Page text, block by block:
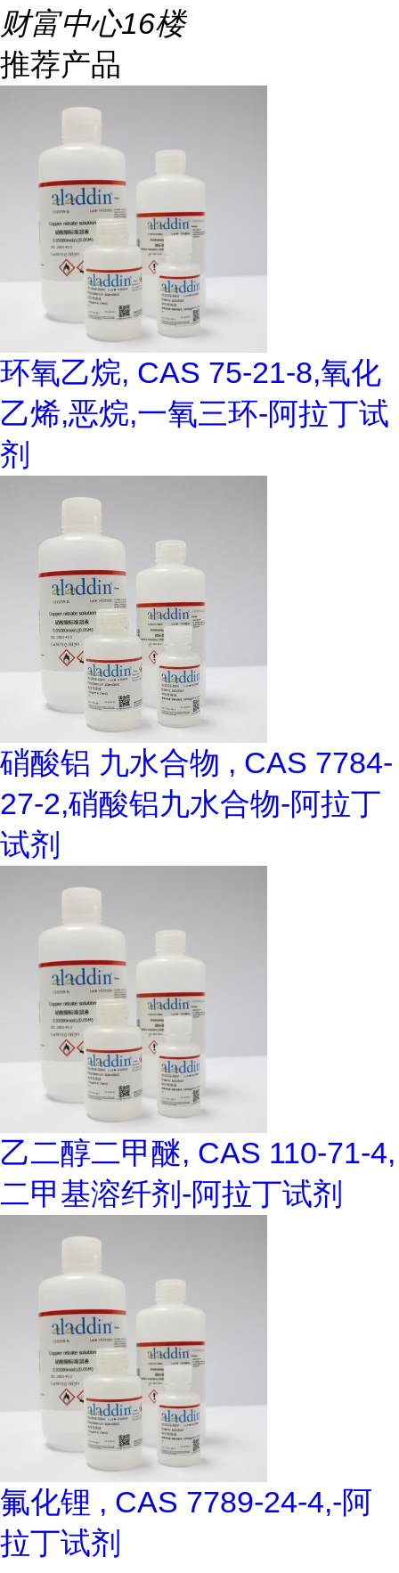
财富中心16楼
推荐产品
环氧乙烷, CAS 75-21-8,氧化
乙烯,恶烷,一氧三环-阿拉丁试
剂
硝酸铝 九水合物 , CAS 7784-
27-2,硝酸铝九水合物-阿拉丁
试剂
乙二醇二甲醚, CAS 110-71-4,
二甲基溶纤剂-阿拉丁试剂
氟化锂 , CAS 7789-24-4,-阿
拉丁试剂